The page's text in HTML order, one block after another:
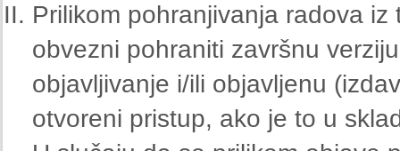
Prilikom pohranjivanja radova
obvezni pohraniti završnu
objavljivanje i/ili objavljenu
otvoreni pristup, ako je to u